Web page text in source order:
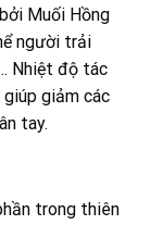
Muối Hồng
người trải
Nhiệt độ tác
giảm các
tay.
trong thiên